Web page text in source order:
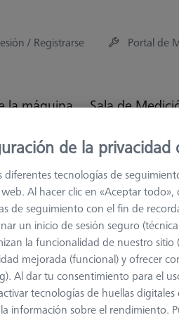
/ Registrarse Portal de
la máquina Sala de
M2 Extensiones de acero
por un lado, pero muy
y pocos palpadores.
de la privacidad
diferentes tecnologías de
Al hacer clic en «Aceptar
de seguimiento con el fin de
un inicio de sesión seguro
la funcionalidad de nuestro sitio
mejorada (funcional) y ofrecer
Al dar tu consentimiento para el
tecnologías de huellas
información sobre el rendimiento.